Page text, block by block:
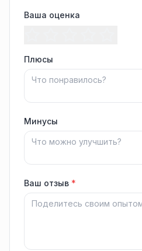
Ваша оценка
Плюсы
Минусы
Ваш отзыв *